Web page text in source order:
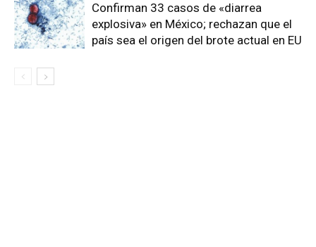
Confirman 33 casos de «diarrea
explosiva» en México; rechazan que el
país sea el origen del brote actual en EU